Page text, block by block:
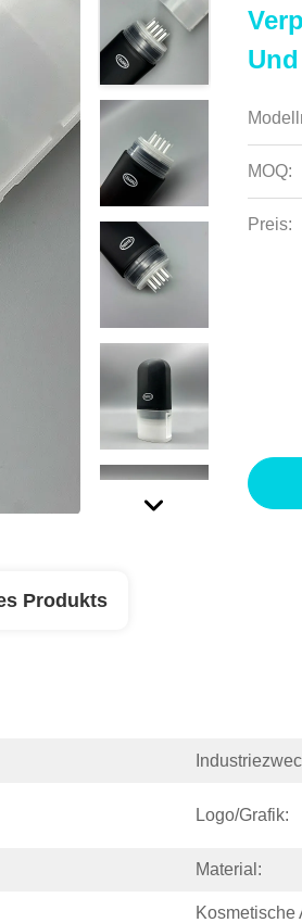
MOQ:
Preis:
Produkts
Logo/Grafik:
Material:
Kosmetische